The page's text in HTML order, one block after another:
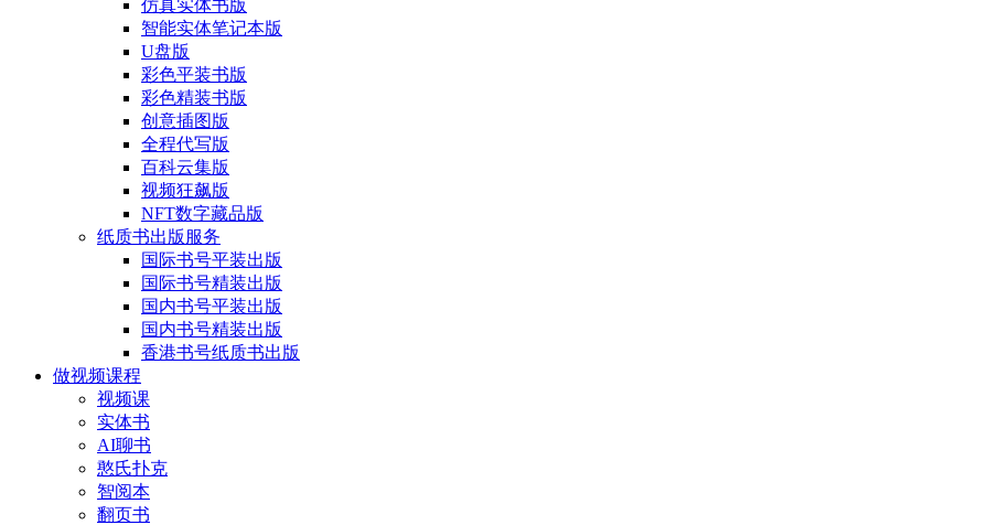
仿真实体书版
智能实体笔记本版
U盘版
彩色平装书版
彩色精装书版
创意插图版
全程代写版
百科云集版
视频狂飙版
NFT数字藏品版
纸质书出版服务
国际书号平装出版
国际书号精装出版
国内书号平装出版
国内书号精装出版
香港书号纸质书出版
做视频课程
视频课
实体书
AI聊书
憨氏扑克
智阅本
翻页书